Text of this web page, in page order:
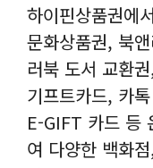
하이핀상품권에
문화상품권, 북
러북 도서 교환
기프트카드, 카
E-GIFT 카드 등
여 다양한 백화